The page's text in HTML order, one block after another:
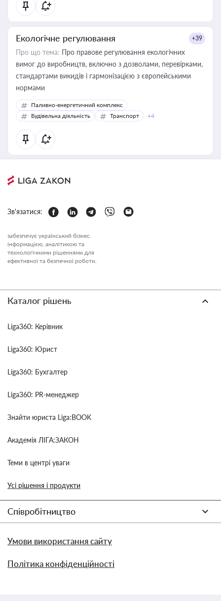
Екологічне регулювання +39
Про що тема: Про правове регулювання екологічних
вимог до виробництв, включно з дозволами, перевірками,
стандартами викидів і гармонізацією з європейськими
нормами
Паливно-енергетичний комплекс
Будівельна діяльність
Транспорт +4
Зв'язатися:
забезпечує український бізнес
інформацією, аналітикою та
технологічними рішеннями для
ефективної та безпечної роботи.
Каталог рішень
Liga360: Керівник
Liga360: Юрист
Liga360: Бухгалтер
Liga360: PR-менеджер
Знайти юриста Liga:BOOK
Академія ЛІГА:ЗАКОН
Теми в центрі уваги
Усі рішення і продукти
Співробітництво
Умови використання сайту
Політика конфіденційності